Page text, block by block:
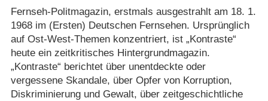
Fernseh-Politmagazin, erstmals ausgestrahlt am 18. 1.
1968 im (Ersten) Deutschen Fernsehen. Ursprünglich
auf Ost-West-Themen konzentriert, ist „Kontraste“
heute ein zeitkritisches Hintergrundmagazin.
„Kontraste“ berichtet über unentdeckte oder
vergessene Skandale, über Opfer von Korruption,
Diskriminierung und Gewalt, über zeitgeschichtliche